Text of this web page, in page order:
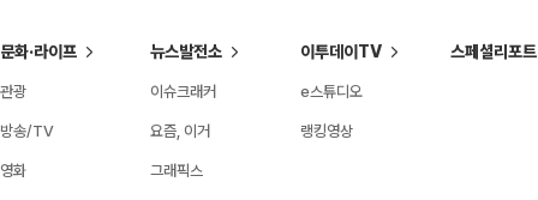
문화·라이프
관광
방송/TV
영화
뉴스발전소
이슈크래커
요즘, 이거
그래픽스
이투데이TV
e스튜디오
랭킹영상
스페셜리포트